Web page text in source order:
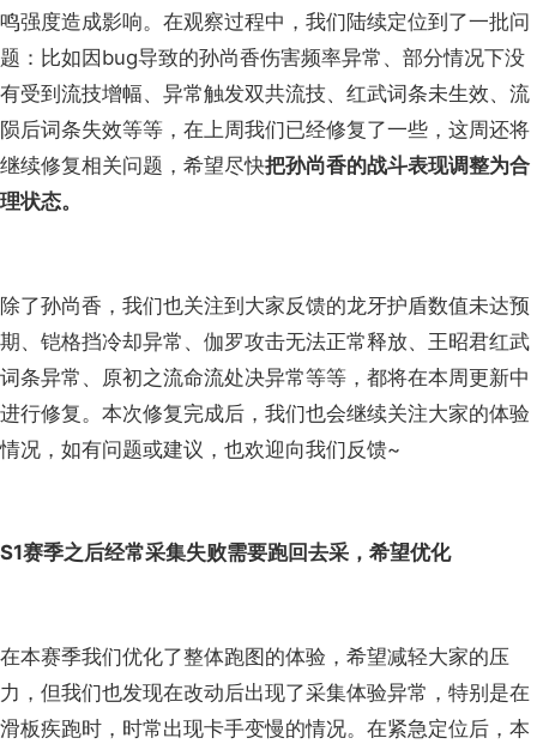
鸣强度造成影响。在观察过程中，我们陆续定位到了一批问
题：比如因bug导致的孙尚香伤害频率异常、部分情况下没
有受到流技增幅、异常触发双共流技、红武词条未生效、流
陨后词条失效等等，在上周我们已经修复了一些，这周还将
继续修复相关问题，希望尽快把孙尚香的战斗表现调整为合
理状态。
除了孙尚香，我们也关注到大家反馈的龙牙护盾数值未达预
期、铠格挡冷却异常、伽罗攻击无法正常释放、王昭君红武
词条异常、原初之流命流处决异常等等，都将在本周更新中
进行修复。本次修复完成后，我们也会继续关注大家的体验
情况，如有问题或建议，也欢迎向我们反馈~
S1赛季之后经常采集失败需要跑回去采，希望优化
在本赛季我们优化了整体跑图的体验，希望减轻大家的压
力，但我们也发现在改动后出现了采集体验异常，特别是在
滑板疾跑时，时常出现卡手变慢的情况。在紧急定位后，本